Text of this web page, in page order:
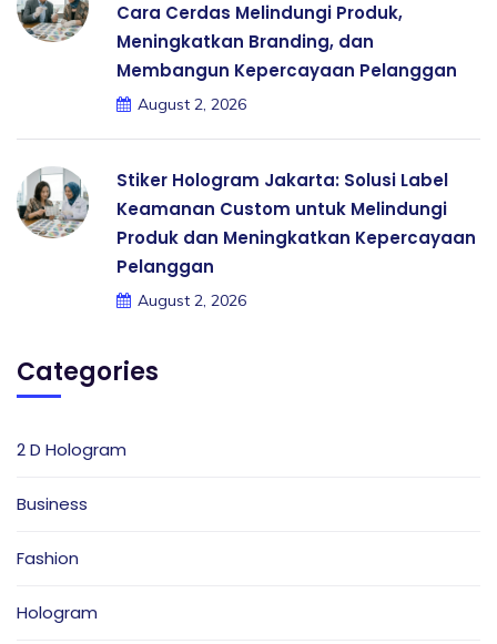
Cara Cerdas Melindungi Produk,
Meningkatkan Branding, dan
Membangun Kepercayaan Pelanggan
August 2, 2026
Stiker Hologram Jakarta: Solusi Label
Keamanan Custom untuk Melindungi
Produk dan Meningkatkan Kepercayaan
Pelanggan
August 2, 2026
Categories
2 D Hologram
Business
Fashion
Hologram